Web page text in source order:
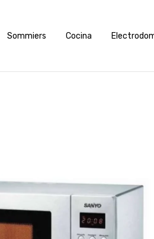
Sommiers Cocina